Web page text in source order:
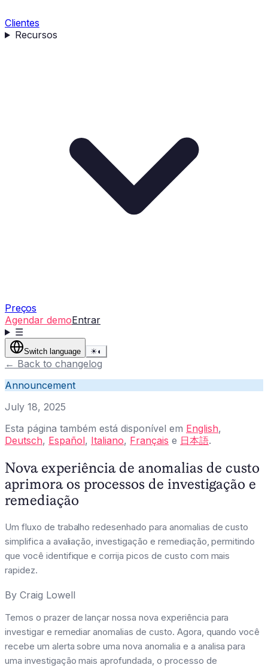
Clientes
Recursos
Preços
Agendar demoEntrar
☰
Switch language ☀◐
← Back to changelog
Announcement
July 18, 2025
Esta página também está disponível em English,
Deutsch, Español, Italiano, Français e 日本語.
Nova experiência de anomalias de custo
aprimora os processos de investigação e
remediação
Um fluxo de trabalho redesenhado para anomalias de custo
simplifica a avaliação, investigação e remediação, permitindo
que você identifique e corrija picos de custo com mais
rapidez.
By Craig Lowell
Temos o prazer de lançar nossa nova experiência para
investigar e remediar anomalias de custo. Agora, quando você
recebe um alerta sobre uma nova anomalia e a analisa para
uma investigação mais aprofundada, o processo de